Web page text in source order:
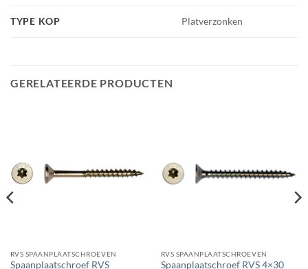
TYPE KOP Platverzonken
GERELATEERDE PRODUCTEN
RVS SPAANPLAATSCHROEVEN
Spaanplaatschroef RVS
RVS SPAANPLAATSCHROEVEN
Spaanplaatschroef RVS 4×30